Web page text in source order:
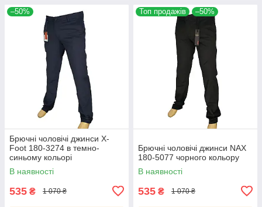
–50%
Брючні чоловічі джинси X-
Foot 180-3274 в темно-
синьому кольорі
В наявності
535 ₴ 1 070 ₴
Топ продажів –50%
Брючні чоловічі джинси NAX
180-5077 чорного кольору
В наявності
535 ₴ 1 070 ₴